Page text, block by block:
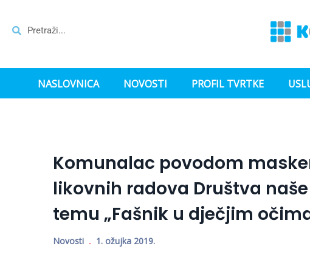
NASLOVNICA NOVOSTI PROFIL TVRTKE
Komunalac povodom
likovnih radova Društva
temu „Fašnik u dječjim
Novosti 1. ožujka 2019.